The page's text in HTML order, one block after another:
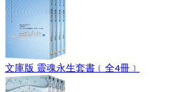
文庫版 靈魂永生套書﹝全4冊﹞